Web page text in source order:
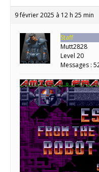
9 février 2025 à 12 h 25 min
Staff
Mutt2828
Level 20
Messages :